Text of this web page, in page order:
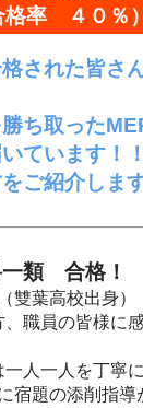
率 ４０％）
された皆さ
ち取った
ています！！
ご紹介しま
一類 合格！
葉高校出身）
、職員の皆様に
人一人を丁寧
宿題の添削指導